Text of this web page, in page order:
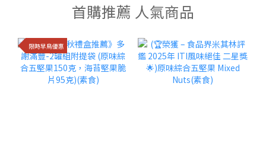
首購推薦 人氣商品
限時早鳥優惠